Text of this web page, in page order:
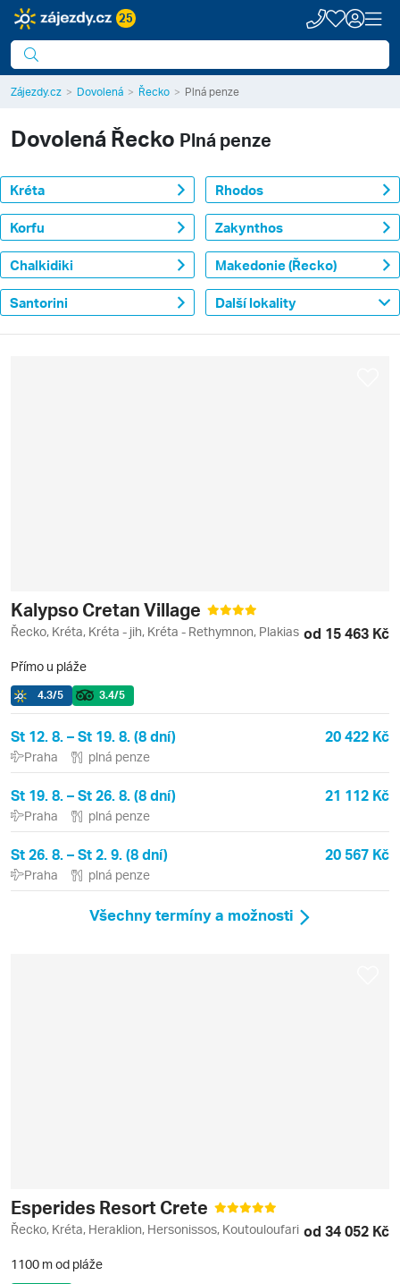
25
Zájezdy.cz Dovolená Řecko Plná penze
Dovolená Řecko Plná penze
Kréta Rhodos
Korfu Zakynthos
Chalkidiki Makedonie (Řecko)
Santorini Další lokality
Kalypso Cretan Village
Řecko, Kréta, Kréta - jih, Kréta - Rethymnon, Plakias od 15 463 Kč
Přímo u pláže
4.3/5 3.4/5
St 12. 8. – St 19. 8. (8 dní) 20 422 Kč
Praha plná penze
St 19. 8. – St 26. 8. (8 dní) 21 112 Kč
Praha plná penze
St 26. 8. – St 2. 9. (8 dní) 20 567 Kč
Praha plná penze
Všechny termíny a možnosti
Esperides Resort Crete
Řecko, Kréta, Heraklion, Hersonissos, Koutouloufari od 34 052 Kč
1100 m od pláže